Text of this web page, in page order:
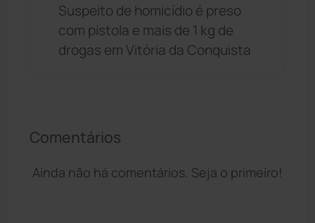
Suspeito de homicídio é preso
com pistola e mais de 1 kg de
drogas em Vitória da Conquista
Comentários
Ainda não há comentários. Seja o primeiro!